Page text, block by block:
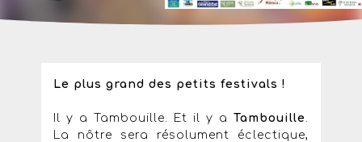
Le plus grand des petits festivals !
Il y a Tambouille. Et il y aTambouille
La nôtre sera résolument éclectique,